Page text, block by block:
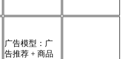
广告模型：广
告推荐 + 商品